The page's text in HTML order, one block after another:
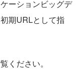
ーションビッグデ
期URLとして指
ください。